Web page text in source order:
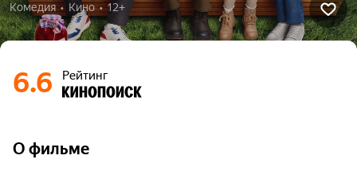
Комедия  •  Кино  •  12+
6.6 Рейтинг
О фильме